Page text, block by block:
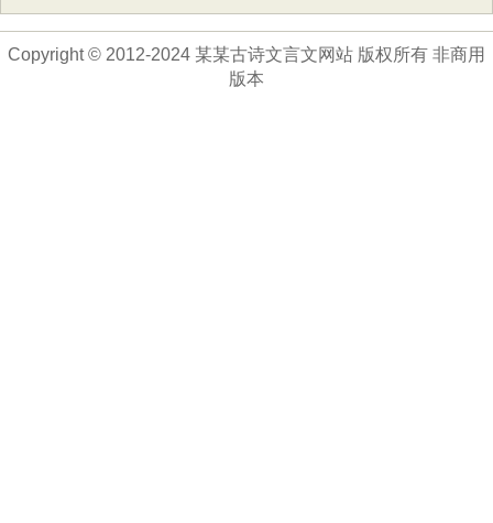
Copyright © 2012-2024 某某古诗文言文网站 版权所有 非商用
版本